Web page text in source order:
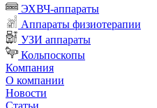
ЭХВЧ-аппараты
Аппараты физиотерапии
УЗИ аппараты
Кольпоскопы
Компания
О компании
Новости
Статьи